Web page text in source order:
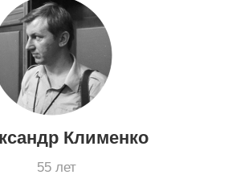
Клименко
55 лет